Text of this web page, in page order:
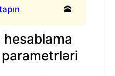
🕋